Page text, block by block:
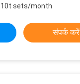
10t sets/month
संपर्क करें